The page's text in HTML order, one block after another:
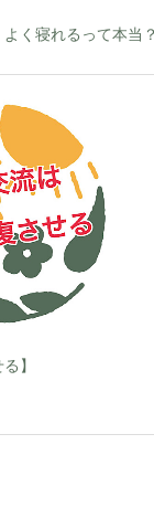
く寝れるって本当？
】